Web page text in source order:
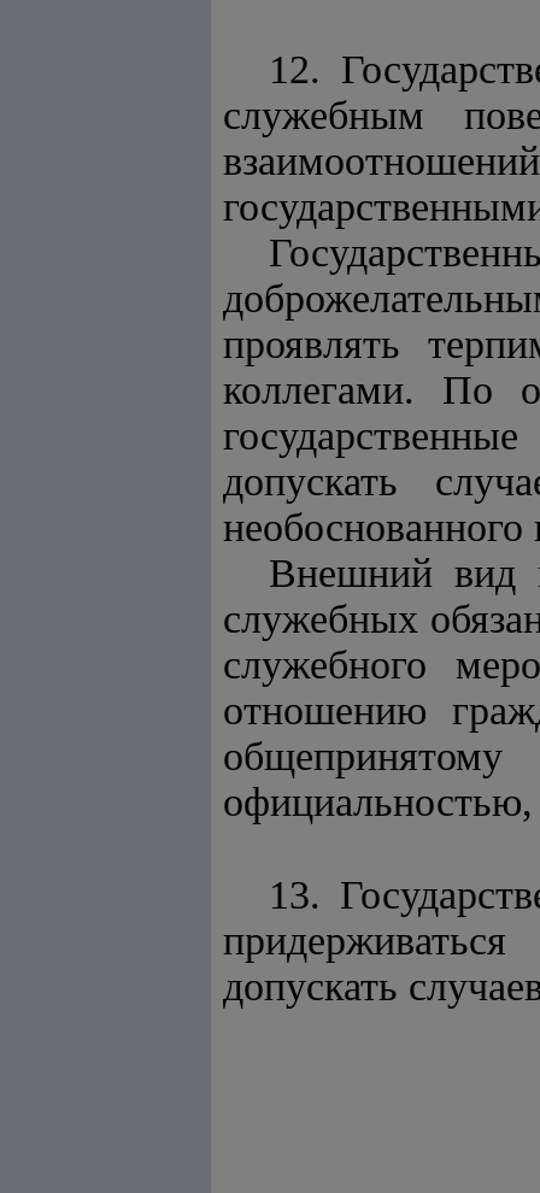
12.
служебным
проявлять
коллегами. По
допускать
необоснованного
Внешний вид
служебных
служебного
отношению
13.
допускать